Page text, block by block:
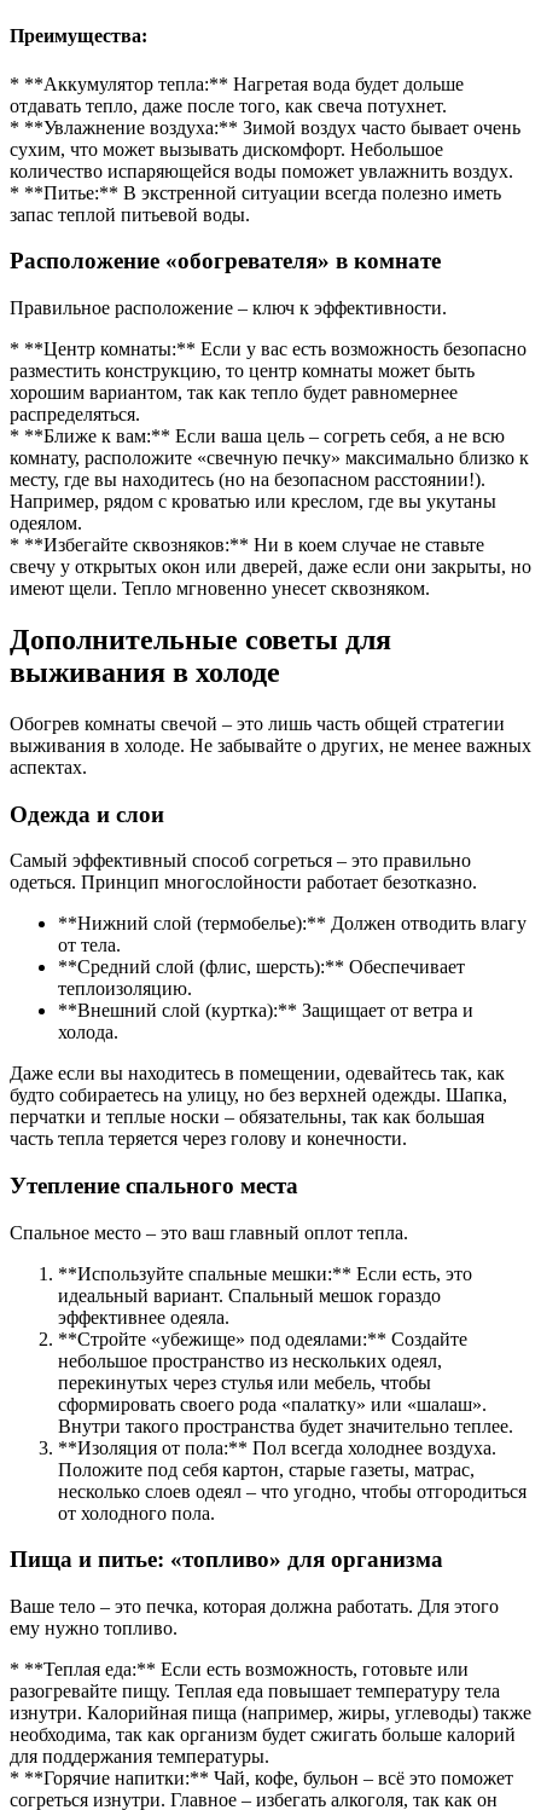
Преимущества:
* **Аккумулятор тепла:** Нагретая вода будет дольше
отдавать тепло, даже после того, как свеча потухнет.
* **Увлажнение воздуха:** Зимой воздух часто бывает очень
сухим, что может вызывать дискомфорт. Небольшое
количество испаряющейся воды поможет увлажнить воздух.
* **Питье:** В экстренной ситуации всегда полезно иметь
запас теплой питьевой воды.
Расположение «обогревателя» в комнате
Правильное расположение – ключ к эффективности.
* **Центр комнаты:** Если у вас есть возможность безопасно
разместить конструкцию, то центр комнаты может быть
хорошим вариантом, так как тепло будет равномернее
распределяться.
* **Ближе к вам:** Если ваша цель – согреть себя, а не всю
комнату, расположите «свечную печку» максимально близко к
месту, где вы находитесь (но на безопасном расстоянии!).
Например, рядом с кроватью или креслом, где вы укутаны
одеялом.
* **Избегайте сквозняков:** Ни в коем случае не ставьте
свечу у открытых окон или дверей, даже если они закрыты, но
имеют щели. Тепло мгновенно унесет сквозняком.
Дополнительные советы для
выживания в холоде
Обогрев комнаты свечой – это лишь часть общей стратегии
выживания в холоде. Не забывайте о других, не менее важных
аспектах.
Одежда и слои
Самый эффективный способ согреться – это правильно
одеться. Принцип многослойности работает безотказно.
**Нижний слой (термобелье):** Должен отводить влагу
от тела.
**Средний слой (флис, шерсть):** Обеспечивает
теплоизоляцию.
**Внешний слой (куртка):** Защищает от ветра и
холода.
Даже если вы находитесь в помещении, одевайтесь так, как
будто собираетесь на улицу, но без верхней одежды. Шапка,
перчатки и теплые носки – обязательны, так как большая
часть тепла теряется через голову и конечности.
Утепление спального места
Спальное место – это ваш главный оплот тепла.
**Используйте спальные мешки:** Если есть, это
идеальный вариант. Спальный мешок гораздо
эффективнее одеяла.
**Стройте «убежище» под одеялами:** Создайте
небольшое пространство из нескольких одеял,
перекинутых через стулья или мебель, чтобы
сформировать своего рода «палатку» или «шалаш».
Внутри такого пространства будет значительно теплее.
**Изоляция от пола:** Пол всегда холоднее воздуха.
Положите под себя картон, старые газеты, матрас,
несколько слоев одеял – что угодно, чтобы отгородиться
от холодного пола.
Пища и питье: «топливо» для организма
Ваше тело – это печка, которая должна работать. Для этого
ему нужно топливо.
* **Теплая еда:** Если есть возможность, готовьте или
разогревайте пищу. Теплая еда повышает температуру тела
изнутри. Калорийная пища (например, жиры, углеводы) также
необходима, так как организм будет сжигать больше калорий
для поддержания температуры.
* **Горячие напитки:** Чай, кофе, бульон – всё это поможет
согреться изнутри. Главное – избегать алкоголя, так как он